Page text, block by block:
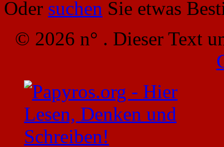
Oder suchen Sie etwas
© 2026 n° . Dieser Text